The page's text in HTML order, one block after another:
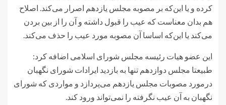
کرده و یا این‌که بر مصوبه مجلس یازدهم اصرار می‌کند. اصلاح
هم بدان معناست که عیب را قبول داشته و آن را از بین بردن
می‌کند یا این‌که اساسا آن مصوبه مورد عیب را حذف می‌کند.
این عضو هیات رئیسه مجلس شورای اسلامی اضافه کرد:
طبیعتا مجلس دوازدهم تنها به بازدید ایرادات شورای نگهبان
درمورد مصوبات مجلس یازدهم می‌پردازد و مواردی که شورای
نگهبان به آن عیب نگرفته را نمی‌تواند ورود کند.